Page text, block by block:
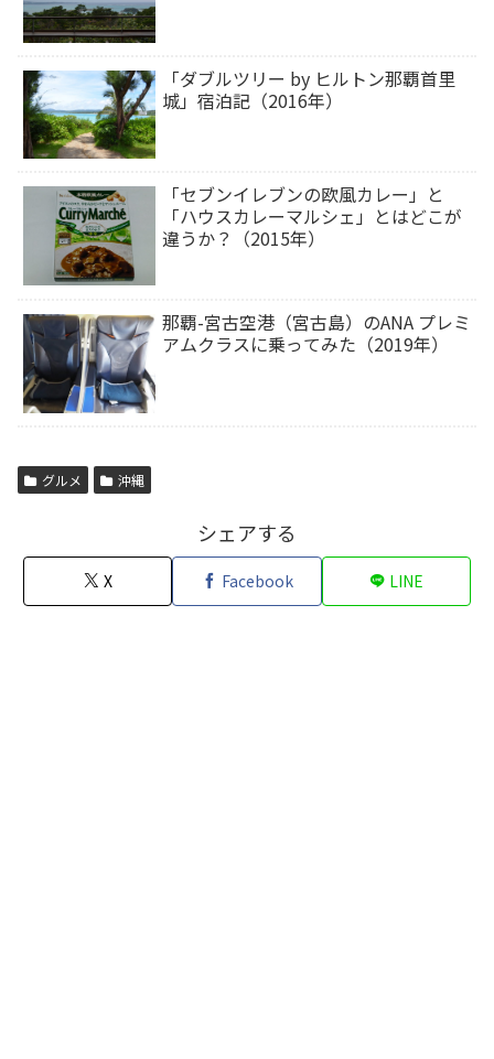
「ダブルツリー by ヒルトン那覇首里
城」宿泊記（2016年）
「セブンイレブンの欧風カレー」と
「ハウスカレーマルシェ」とはどこが
違うか？（2015年）
那覇-宮古空港（宮古島）のANA プレミ
アムクラスに乗ってみた（2019年）
グルメ 沖縄
シェアする
X Facebook LINE